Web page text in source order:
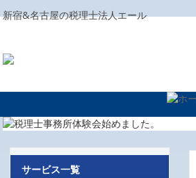
新宿&名古屋の税理士法人エール
サービス一覧